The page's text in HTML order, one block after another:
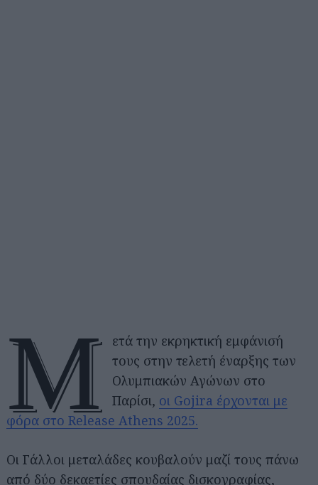
Μ
ετά την εκρηκτική εμφάνισή
τους στην τελετή έναρξης των
Ολυμπιακών Αγώνων στο
Παρίσι, οι Gojira έρχονται με
φόρα στο Release Athens 2025.
Οι Γάλλοι μεταλάδες κουβαλούν μαζί τους πάνω
από δύο δεκαετίες σπουδαίας δισκογραφίας,